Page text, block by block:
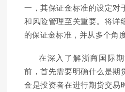
一，其保证金标准的设定对
和风险管理至关重要。将详
的保证金标准，并从多个角
在深入了解浙商国际
前，首先需要明确什么是期
金是投资者在进行期货交易